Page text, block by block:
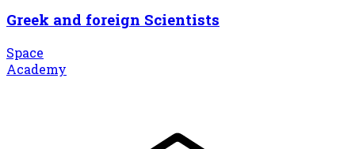
Greek and foreign Scientists
Space
Academy